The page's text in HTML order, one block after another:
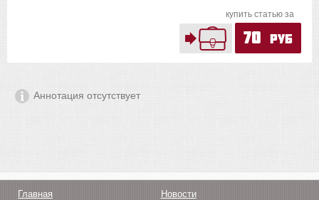
купить статью за
70 руб
Аннотация отсутствует
Главная Новости